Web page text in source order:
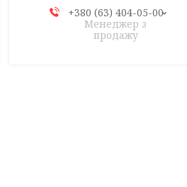
+380 (63) 404-05-00
Менеджер з
продажу